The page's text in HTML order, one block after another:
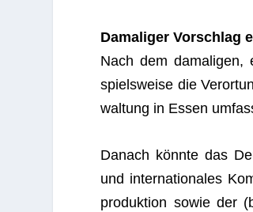
Dama­li­ger Vor­schlag
Nach dem dama­li­gen,
spiels­weise die
wal­tung in Essen
Danach könnte das
und inter­na­tio­na­les
pro­duk­tion sowie der